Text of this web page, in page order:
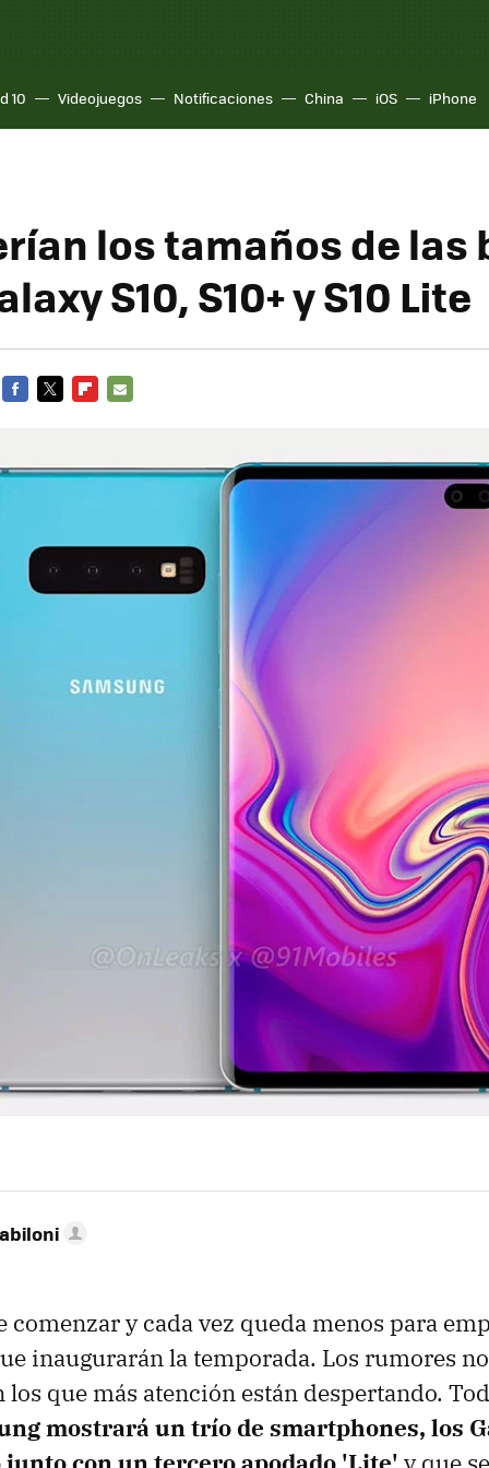
10 Videojuegos Notificaciones China iOS iPhone
los tamaños de las
S10, S10+ y S10 Lite
comenzar y cada vez queda menos para
inaugurarán la temporada. Los rumores
los que más atención están despertando.
mostrará un trío de smartphones, los